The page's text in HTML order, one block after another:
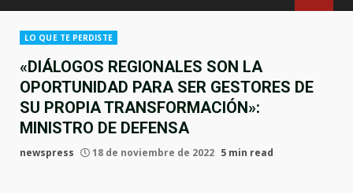
LO QUE TE PERDISTE
«DIÁLOGOS REGIONALES SON LA
OPORTUNIDAD PARA SER GESTORES DE
SU PROPIA TRANSFORMACIÓN»:
MINISTRO DE DEFENSA
newspress 18 de noviembre de 2022 5 min read